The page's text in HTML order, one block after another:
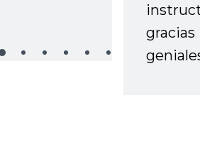
gracias